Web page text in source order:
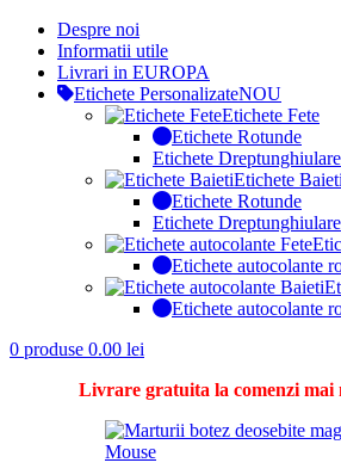
Despre noi
Informatii utile
Livrari in EUROPA
Etichete PersonalizateNOU
Etichete Fete
Etichete Rotunde
Etichete Dreptunghiulare
Etichete Baieti
Etichete Rotunde
Etichete Dreptunghiulare
Etichete autocolante
Etichete autocolante
0 produse 0.00 lei
Livrare gratuita la comenzi mai